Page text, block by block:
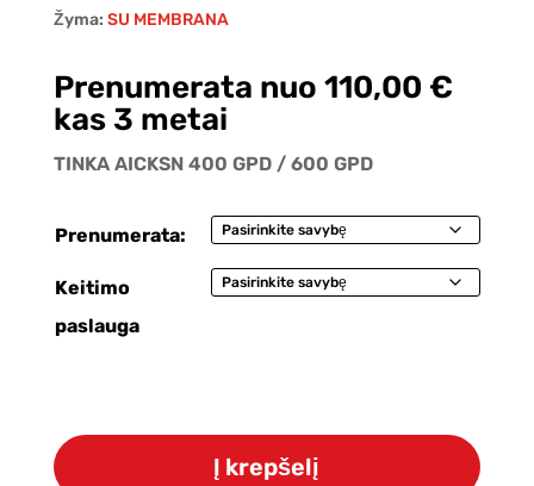
Žyma: SU MEMBRANA
Prenumerata nuo 110,00 €
kas 3 metai
TINKA AICKSN 400 GPD / 600 GPD
Prenumerata:
Keitimo
paslauga
kiekis:
Aicksn
Į krepšelį